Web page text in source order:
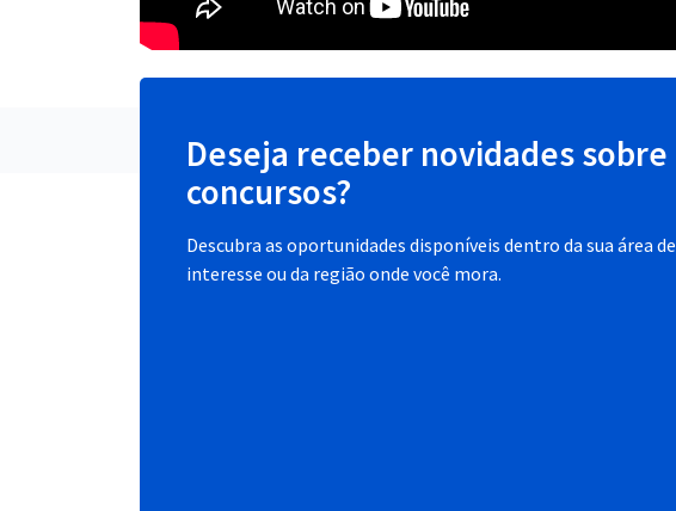
Deseja receber novidades sobre
concursos?
Descubra as oportunidades disponíveis dentro da sua área de
interesse ou da região onde você mora.